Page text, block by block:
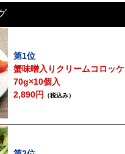
第1位
蟹味噌入りクリームコロッケ
70g×10個入
2,890円
（税込み）